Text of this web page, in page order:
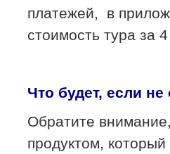
платежей, в
стоимость тура за
Что будет, если
Обратите
продуктом,